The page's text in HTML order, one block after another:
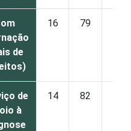
de
16 79
de
à
14 82